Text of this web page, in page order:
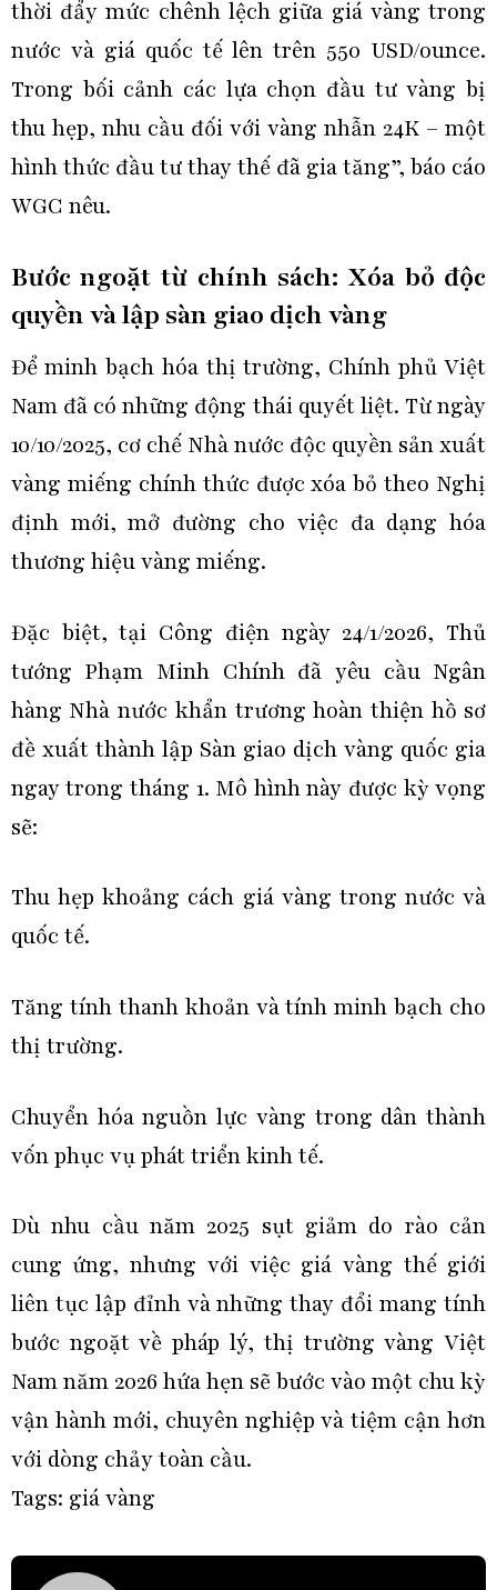
thời đẩy mức chênh lệch giữa giá vàng trong
nước và giá quốc tế lên trên 550 USD/ounce.
Trong bối cảnh các lựa chọn đầu tư vàng bị
thu hẹp, nhu cầu đối với vàng nhẫn 24K – một
hình thức đầu tư thay thế đã gia tăng”, báo cáo
WGC nêu.
Bước ngoặt từ chính sách: Xóa bỏ độc
quyền và lập sàn giao dịch vàng
Để minh bạch hóa thị trường, Chính phủ Việt
Nam đã có những động thái quyết liệt. Từ ngày
10/10/2025, cơ chế Nhà nước độc quyền sản xuất
vàng miếng chính thức được xóa bỏ theo Nghị
định mới, mở đường cho việc đa dạng hóa
thương hiệu vàng miếng.
Đặc biệt, tại Công điện ngày 24/1/2026, Thủ
tướng Phạm Minh Chính đã yêu cầu Ngân
hàng Nhà nước khẩn trương hoàn thiện hồ sơ
đề xuất thành lập Sàn giao dịch vàng quốc gia
ngay trong tháng 1. Mô hình này được kỳ vọng
sẽ:
Thu hẹp khoảng cách giá vàng trong nước và
quốc tế.
Tăng tính thanh khoản và tính minh bạch cho
thị trường.
Chuyển hóa nguồn lực vàng trong dân thành
vốn phục vụ phát triển kinh tế.
Dù nhu cầu năm 2025 sụt giảm do rào cản
cung ứng, nhưng với việc giá vàng thế giới
liên tục lập đỉnh và những thay đổi mang tính
bước ngoặt về pháp lý, thị trường vàng Việt
Nam năm 2026 hứa hẹn sẽ bước vào một chu kỳ
vận hành mới, chuyên nghiệp và tiệm cận hơn
với dòng chảy toàn cầu.
Tags: giá vàng